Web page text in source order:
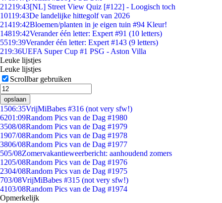
21219:43[NL] Street View Quiz [#122] - Loogisch toch
10119:43De landelijke hittegolf van 2026
21419:42Bloemen/planten in je eigen tuin #94 Kleur!
14819:42Verander één letter: Expert #91 (10 letters)
5519:39Verander één letter: Expert #143 (9 letters)
219:36UEFA Super Cup #1 PSG - Aston Villa
Leuke lijstjes
Leuke lijstjes
Scrollbar gebruiken
opslaan
1506:35VrijMiBabes #316 (not very sfw!)
6201:09Random Pics van de Dag #1980
3508/08Random Pics van de Dag #1979
1907/08Random Pics van de Dag #1978
3806/08Random Pics van de Dag #1977
505/08Zomervakantieweerbericht: aanhoudend zomers
1205/08Random Pics van de Dag #1976
2304/08Random Pics van de Dag #1975
703/08VrijMiBabes #315 (not very sfw!)
4103/08Random Pics van de Dag #1974
Opmerkelijk